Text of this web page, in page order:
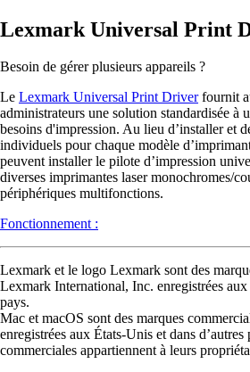
Lexmark Universal Print
Besoin de gérer plusieurs appareils ?
Le Lexmark Universal Print Driverfournit
administrateurs une solution standardisée à
besoins d'impression. Au lieu d’installer et
individuels pour chaque modèle
peuvent installer le pilote d’impression
diverses imprimantes laser monochromes/
périphériques multifonctions.
Fonctionnement :
Lexmark et le logo Lexmark sont des
Lexmark International, Inc. enregistrées
pays.
Mac et macOS sont des marques
enregistrées aux États-Unis et dans
commerciales appartiennent à leurs